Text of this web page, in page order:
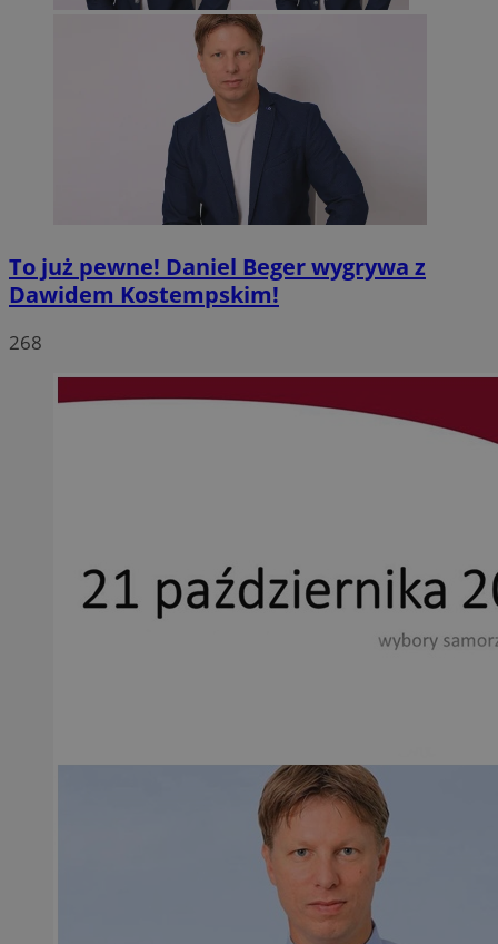
To już pewne! Daniel Beger wygrywa z
Dawidem Kostempskim!
268